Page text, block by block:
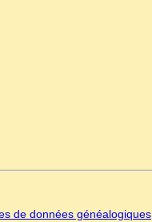
de données généalogiques